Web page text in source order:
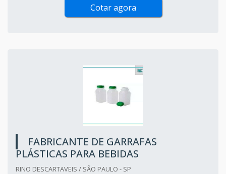
Cotar agora
FABRICANTE DE GARRAFAS
PLÁSTICAS PARA BEBIDAS
RINO DESCARTAVEIS / SÃO PAULO - SP